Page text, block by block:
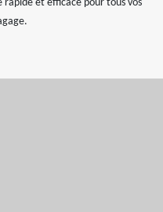
rapide et efficace pour tous vos